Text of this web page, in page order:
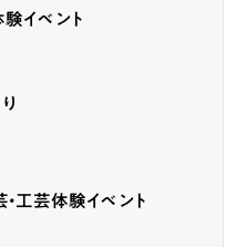
験イベント
工芸体験イベント